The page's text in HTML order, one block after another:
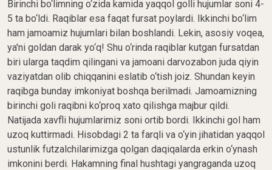
Birinchi bo‘limning o‘zida kamida yaqqol golli hujumlar soni 4-
5 ta bo‘ldi. Raqiblar esa faqat fursat poylardi. Ikkinchi bo‘lim
ham jamoamiz hujumlari bilan boshlandi. Lekin, asosiy voqea,
ya'ni goldan darak yo‘q! Shu o‘rinda raqiblar kutgan fursatdan
biri ularga taqdim qilingani va jamoani darvozabon juda qiyin
vaziyatdan olib chiqqanini eslatib o‘tish joiz. Shundan keyin
raqibga bunday imkoniyat boshqa berilmadi. Jamoamizning
birinchi goli raqibni ko‘proq xato qilishga majbur qildi.
Natijada xavfli hujumlarimiz soni ortib bordi. Ikkinchi gol ham
uzoq kuttirmadi. Hisobdagi 2 ta farqli va o‘yin jihatidan yaqqol
ustunlik futzalchilarimizga qolgan daqiqalarda erkin o‘ynash
imkonini berdi. Hakamning final hushtagi yangraganda uzoq